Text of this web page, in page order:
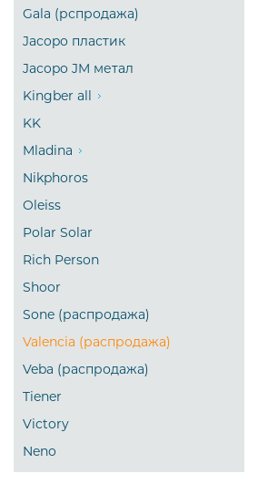
Gala (рспродажа)
Jacopo пластик
Jacopo JM метал
Kingber all
KK
Mladina
Nikphoros
Oleiss
Polar Solar
Rich Person
Shoor
Sone (распродажа)
Valencia (распродажа)
Veba (распродажа)
Tiener
Victory
Neno